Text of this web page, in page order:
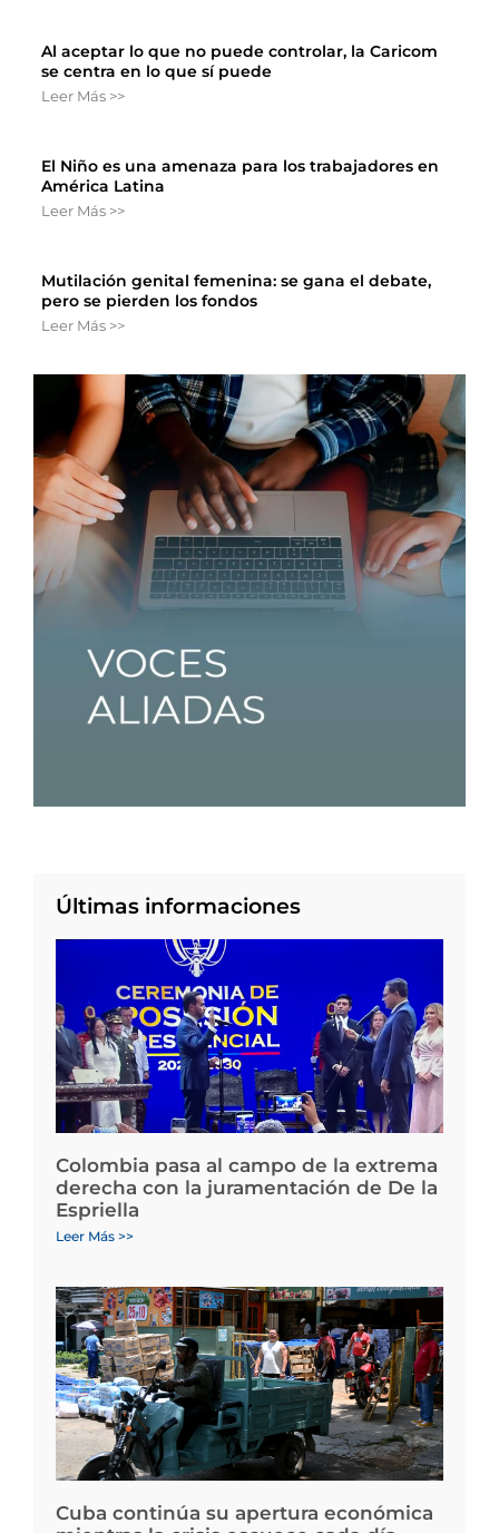
Al aceptar lo que no puede controlar, la Caricom
se centra en lo que sí puede
Leer Más >>
El Niño es una amenaza para los trabajadores en
América Latina
Leer Más >>
Mutilación genital femenina: se gana el debate,
pero se pierden los fondos
Leer Más >>
Últimas informaciones
Colombia pasa al campo de la extrema
derecha con la juramentación de De la
Espriella
Leer Más >>
Cuba continúa su apertura económica